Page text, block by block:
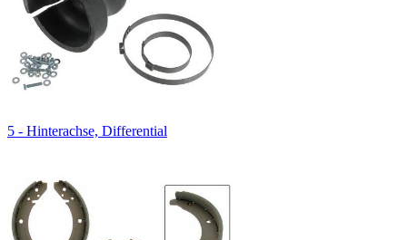
5 - Hinterachse, Differential